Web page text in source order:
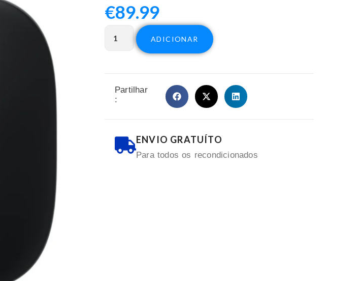
€89.99
ADICIONAR
Partilhar
:
ENVIO GRATUÍTO
Para todos os recondicionados